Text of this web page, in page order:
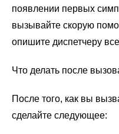
появлении первых
вызывайте скорую
опишите диспетчеру
Что делать после
После того, как вы
сделайте следующее: